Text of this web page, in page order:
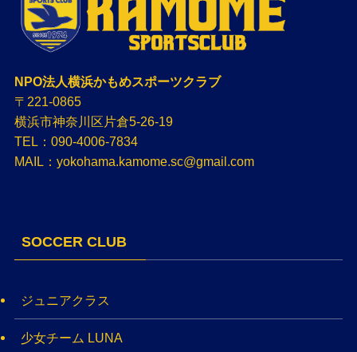
NPO法人横浜かもめスポーツクラブ
〒221-0865
横浜市神奈川区片倉5-26-19
TEL：090-4006-7834
MAIL：yokohama.kamome.sc@gmail.com
SOCCER CLUB
ジュニアクラス
少女チーム LUNA